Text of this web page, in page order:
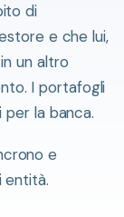
di
e che lui,
un altro
I portafogli
la banca.
e
entità.